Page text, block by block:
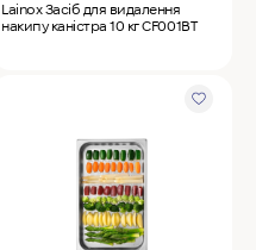
Lainox Засіб для видалення
накипу каністра 10 кг CF001BT